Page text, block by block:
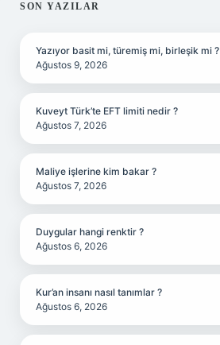
SIDEBAR
SON YAZILAR
Yazıyor basit mi, türemiş mi, birleşik mi ?
Ağustos 9, 2026
Kuveyt Türk’te EFT limiti nedir ?
Ağustos 7, 2026
Maliye işlerine kim bakar ?
Ağustos 7, 2026
Duygular hangi renktir ?
Ağustos 6, 2026
Kur’an insanı nasıl tanımlar ?
Ağustos 6, 2026